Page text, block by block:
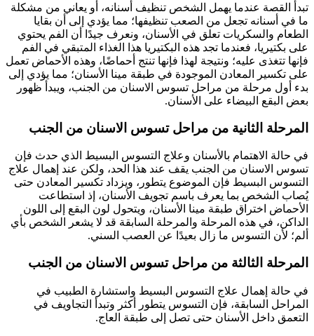
تبدأ القصة عندما يهمل الشخص تنظيف أسنانه، أو يعاني من مشكلة
ما في أسنانه تجعل من الصعب تنظيفها؛ مما يؤدي إلى أن بقايا
الطعام والسكريات تعلق في الأسنان، ونعرف جيدًا أن الفم يحتوي
على بكتيريا، فعندما تجد هذه البكتيريا هذا الغذاء المتبقي في الفم
فإنها تتغذى عليه؛ ونتيجة لهذا فإنها تنتج أحماضًا، وهذه الأحماض تعمل
على تكسير المعادن الموجودة في طبقة مينا الأسنان؛ مما يؤدي إلى
بدء أول مرحلة من مراحل تسوس الاسنان من الجنب، ويبدأ ظهور
بعض البقع البيضاء على الأسنان.
المرحلة الثانية من مراحل تسوس الاسنان من الجنب
في حالة الاهتمام بالأسنان وعلاج التسوس البسيط الذي حدث فإن
تسوس الاسنان من الجنب يقف عند هذا الحد، ولكن عند إهمال علاج
التسوس البسيط فإن الموضوع يتطور، ويزداد تكسير المعادن حتى
يُصاب الشخص بما يعرف باسم تجويف الأسنان، إذ استطاعت
الأحماض اختراق طبقة مينا الأسنان، ويتحول لون البقع إلى اللون
الداكن، في هذه المرحلة والمرحلة السابقة قد لا يشعر الشخص بأي
ألم؛ لأن التسوس ما زال بعيدًا عن العصب السني.
المرحلة الثالثة من مراحل تسوس الاسنان من الجنب
في حالة إهمال علاج التسوس البسيط واستشارة الطبيب في
المراحل السابقة، فإن التسوس يتطور أكثر وتبدأ التجاويف في
التعمق داخل الأسنان حتى تصل إلى طبقة العاج.